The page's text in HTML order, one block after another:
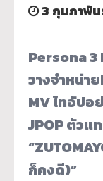
3 กุมภาพัน
Persona
วางจำหน่า
MV ไทอัปอ
JPOP ตัว
ก็คงดี)”